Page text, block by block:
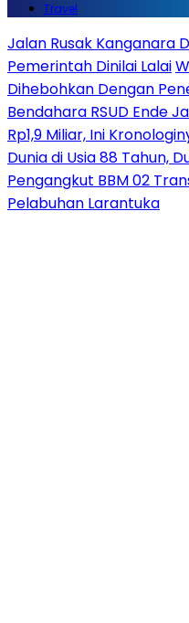
Travel
Jalan Rusak Kanganara
Pemerintah Dinilai Lalai
Dihebohkan Dengan
Bendahara RSUD Ende
Rp1,9 Miliar, Ini
Dunia di Usia 88 Tahun,
Pengangkut BBM 02
Pelabuhan Larantuka